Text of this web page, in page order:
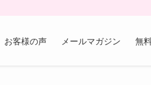
お客様の声 メールマガジン 無